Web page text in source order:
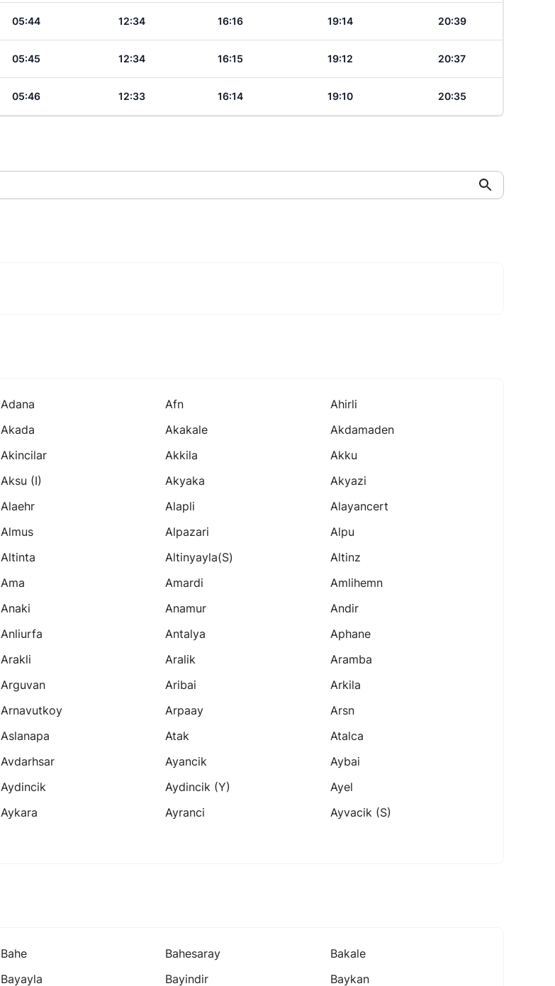
05:44 12:34 16:16 19:14 20:39
05:45 12:34 16:15 19:12 20:37
05:46 12:33 16:14 19:10 20:35
Adana Afn
Ahirli
Akada Akakale
Akdamaden
Akincilar Akkila
Akku
Aksu (i) Akyaka
Akyazi
Alaehr Alapli
Alayancert
Almus Alpazari
Alpu
Altinta Altinyayla(s)
Altinz
Ama Amardi
Amlihemn
Anaki Anamur
Andir
Anliurfa Antalya
Aphane
Arakli Aralik
Aramba
Arguvan Aribai
Arkila
Arnavutkoy Arpaay
Arsn
Aslanapa Atak
Atalca
Avdarhsar Ayancik
Aybai
Aydincik Aydincik (y)
Ayel
Aykara Ayranci
Ayvacik (s)
Bahe Bahesaray
Bakale
Bayayla Bayindir Baykan